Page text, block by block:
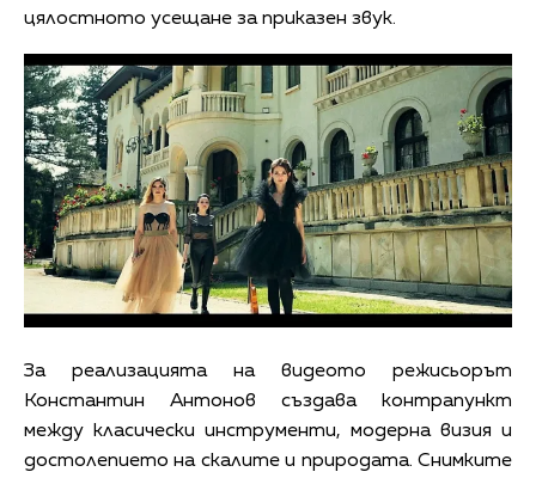
цялостното усещане за приказен звук.
За реализацията на видеото режисьорът
Константин Антонов създава контрапункт
между класически инструменти, модерна визия и
достолепието на скалите и природата. Снимките